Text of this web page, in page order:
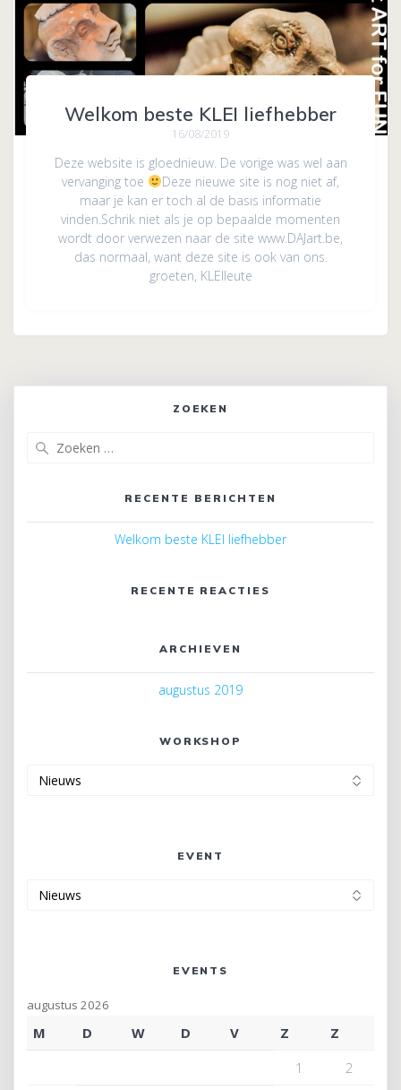
Welkom beste KLEI liefhebber
16/08/2019
Deze website is gloednieuw. De vorige was wel aan
vervanging toe
Deze nieuwe site is nog niet af,
maar je kan er toch al de basis informatie
vinden.Schrik niet als je op bepaalde momenten
wordt door verwezen naar de site www.DAJart.be,
das normaal, want deze site is ook van ons.
groeten, KLEIleute
ZOEKEN
RECENTE BERICHTEN
Welkom beste KLEI liefhebber
RECENTE REACTIES
ARCHIEVEN
augustus 2019
WORKSHOP
EVENT
EVENTS
augustus 2026
M D W D V Z
Z
1
2